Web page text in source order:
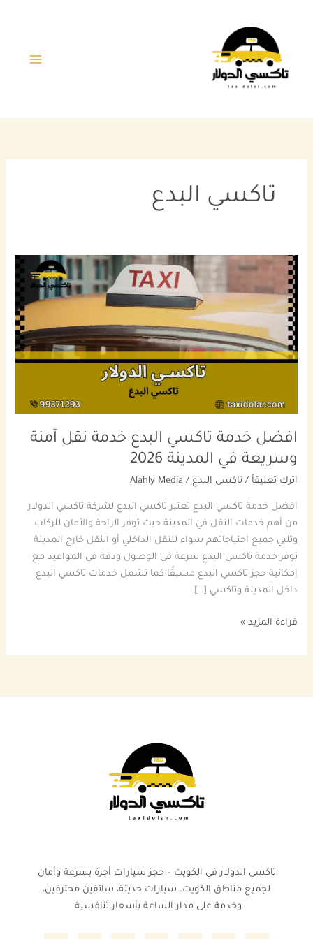
تاكسي البدع
افضل خدمة تاكسي البدع خدمة نقل آمنة
وسريعة في المدينة 2026
اترك تعليقاً / تاكسي البدع /
Alahly Media
افضل خدمة تاكسي البدع تعتبر تاكسي البدع لشركة تاكسي الدولار
من أهم خدمات النقل في المدينة حيث توفر الراحة والأمان للركاب
وتلبي جميع احتياجاتهم سواء للنقل الداخلي أو النقل خارج المدينة
توفر خدمة تاكسي البدع سرعة في الوصول ودقة في المواعيد مع
إمكانية حجز تاكسي البدع مسبقًا كما تشمل خدمات تاكسي البدع
داخل المدينة وتاكسي […]
افضل
خدمة
تاكسي
البدع
خدمة
نقل
آمنة
المدينة
2026
قراءة المزيد »
تاكسي الدولار في الكويت – حجز سيارات أجرة بسرعة وأمان
لجميع مناطق الكويت. سيارات حديثة، سائقين محترفين،
وخدمة على مدار الساعة بأسعار تنافسية.